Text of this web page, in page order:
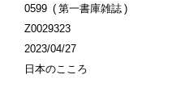
0599
第一書庫雑誌
Z0029323
2023/04/27
日本のこころ